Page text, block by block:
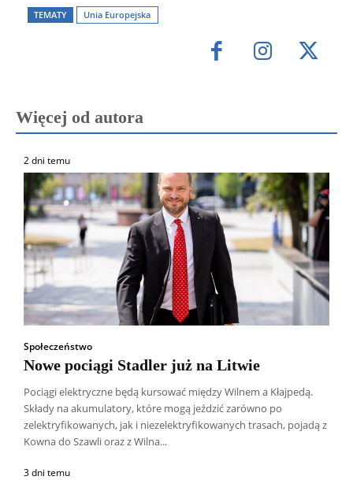
TEMATY Unia Europejska
Więcej od autora
2 dni temu
Społeczeństwo
Nowe pociągi Stadler już na Litwie
Pociągi elektryczne będą kursować między Wilnem a Kłajpedą.
Składy na akumulatory, które mogą jeździć zarówno po
zelektryfikowanych, jak i niezelektryfikowanych trasach, pojadą z
Kowna do Szawli oraz z Wilna...
3 dni temu